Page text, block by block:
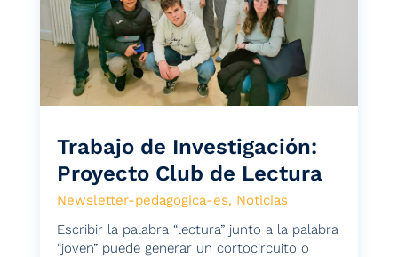
Trabajo de Investigación:
Proyecto Club de Lectura
Newsletter-pedagogica-es, Noticias
Escribir la palabra “lectura” junto a la palabra
“joven” puede generar un cortocircuito o